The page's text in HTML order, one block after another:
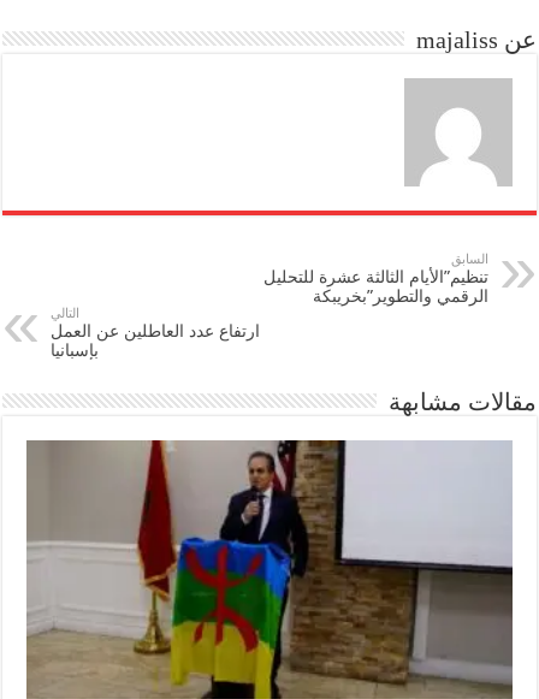
n
عن majaliss
السابق
تنظيم”الأيام الثالثة عشرة للتحليل
الرقمي والتطوير”بخريبكة
التالي
ارتفاع عدد العاطلين عن العمل
بإسبانيا
مقالات مشابهة